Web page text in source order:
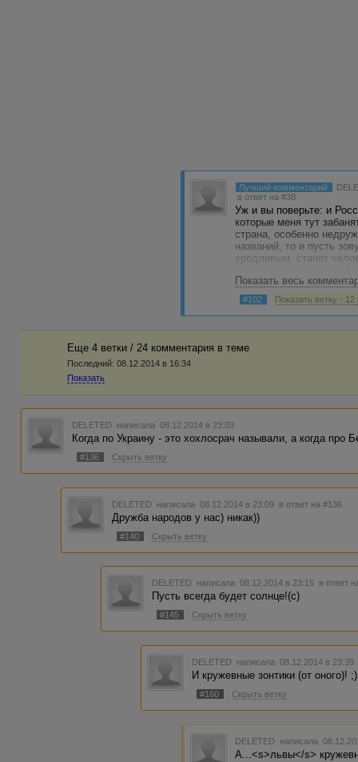
Лучший комментарий
в ответ на #38
Уж и вы поверьте: и
которые меня тут
страна, особенно
названий, то и пусть
уродливым, станет
отсутствия уважения к
Показать весь
#102 Показать ветку - 12
Еще 4 ветки / 24 комментария в темe
Последний: 08.12.2014 в 16:34
Показать
DELETED написала 08.12.2014 в 23:03
Когда по Украину - это хохлосрач называли, а когда про
#136 Скрыть ветку
DELETED написала 08.12.2014 в 23:09 в ответ на #136
Дружба народов у нас) никак))
#140 Скрыть ветку
DELETED написала 08.12.2014 в 23:15 в ответ
Пусть всегда будет солнце!(с)
#145 Скрыть ветку
DELETED написала 08.12.2014 в
И кружевные зонтики (от оного)! ;)
#160 Скрыть ветку
DELETED написала
А...<s>львы</s>